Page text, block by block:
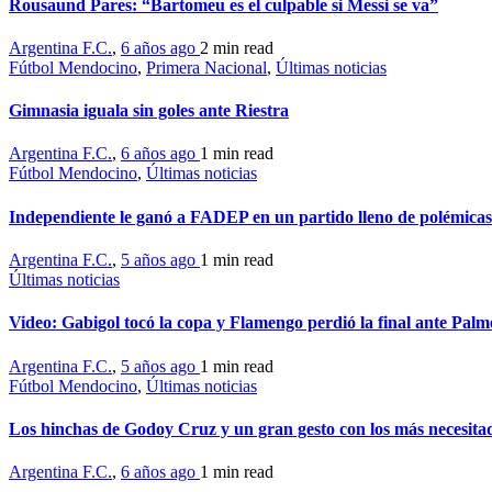
Rousaund Pares: “Bartomeu es el culpable si Messi se va”
Argentina F.C., 6 años ago 2 min read
Fútbol Mendocino, Primera Nacional, Últimas noticias
Gimnasia iguala sin goles ante Riestra
Argentina F.C., 6 años ago 1 min read
Fútbol Mendocino, Últimas noticias
Independiente le ganó a FADEP en un partido lleno de polémicas
Argentina F.C., 5 años ago 1 min read
Últimas noticias
Video: Gabigol tocó la copa y Flamengo perdió la final ante
Argentina F.C., 5 años ago 1 min read
Fútbol Mendocino, Últimas noticias
Los hinchas de Godoy Cruz y un gran gesto con los más
Argentina F.C., 6 años ago 1 min read